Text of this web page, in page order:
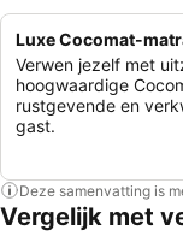
Luxe Cocomat-
Verwen jezelf met
hoogwaardige
rustgevende en
gast.
Deze samenvatting is
Vergelijk met